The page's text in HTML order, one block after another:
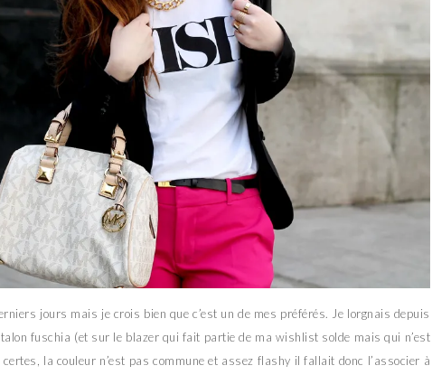
jours mais je crois bien que c’est un de mes préférés. Je lorgnais depuis
fuschia (et sur le blazer qui fait partie de ma wishlist solde mais qui n’est
la couleur n’est pas commune et assez flashy il fallait donc l’associer à